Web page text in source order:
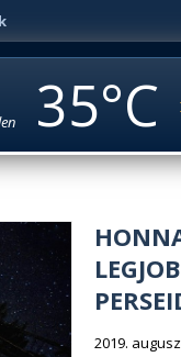
35
2019.